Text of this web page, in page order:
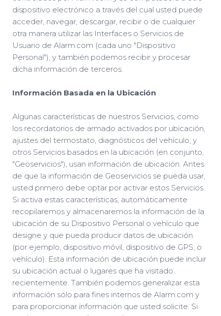
dispositivo electrónico a través del cual usted puede
acceder, navegar, descargar, recibir o de cualquier
otra manera utilizar las Interfaces o Servicios de
Usuario de Alarm.com (cada uno "Dispositivo
Personal"), y también podemos recibir y procesar
dicha información de terceros.
Información Basada en la Ubicación
Algunas características de nuestros Servicios, como
los recordatorios de armado activados por ubicación,
ajustes del termostato, diagnósticos del vehículo, y
otros Servicios basados en la ubicación (en conjunto,
"Geoservicios"), usan información de ubicación. Antes
de que la información de Geoservicios se pueda usar,
usted primero debe optar por activar estos Servicios.
Si activa estas características, automáticamente
recopilaremos y almacenaremos la información de la
ubicación de su Dispositivo Personal o vehículo que
designe y que pueda producir datos de ubicación.
(por ejemplo, dispositivo móvil, dispositivo de GPS, o
vehículo). Esta información de ubicación puede incluir
su ubicación actual o lugares que ha visitado
recientemente. También podemos generalizar esta
información sólo para fines internos de Alarm.com y
para proporcionar información que usted solicite. Si